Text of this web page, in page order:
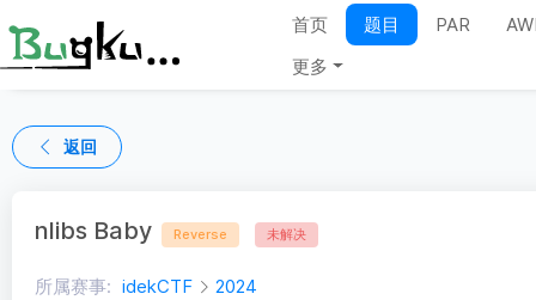
首页 题目 PAR
更多
返回
nlibs Baby Reverse 未解决
所属赛事: idekCTF 2024